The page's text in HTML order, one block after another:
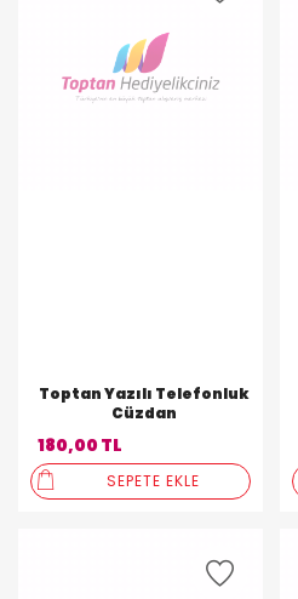
Toptan Yazılı Telefonluk
Cüzdan
180,00 TL
SEPETE EKLE